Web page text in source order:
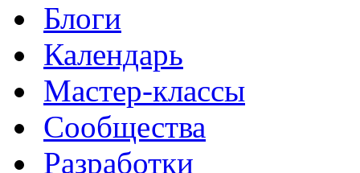
Блоги
Календарь
Мастер-классы
Сообщества
Разработки